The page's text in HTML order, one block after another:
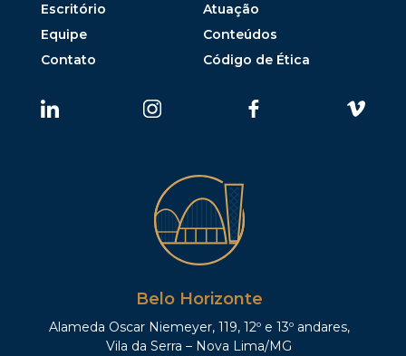
Escritório
Atuação
Equipe
Conteúdos
Contato
Código de Ética
Belo Horizonte
Alameda Oscar Niemeyer, 119, 12º e 13º andares,
Vila da Serra – Nova Lima/MG